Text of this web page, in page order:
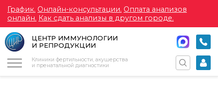
График. Онлайн-консультации. Оплата анализов
онлайн. Как сдать анализы в другом городе.
ЦЕНТР ИММУНОЛОГИИ
И РЕПРОДУКЦИИ
Клиники фертильности, акушерства
и пренатальной диагностики